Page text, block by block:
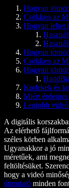
Hogyan
Csökken az
Hogyan lehet
Hogyan
Csökken az
Hogyan
Kodekek és
Miért
Legjobb
A digitális
Az elérhető
széles körben
Ugyanakkor a jó
méretűek, ami
feltöltésüket.
hogy a videó
útmutató minden